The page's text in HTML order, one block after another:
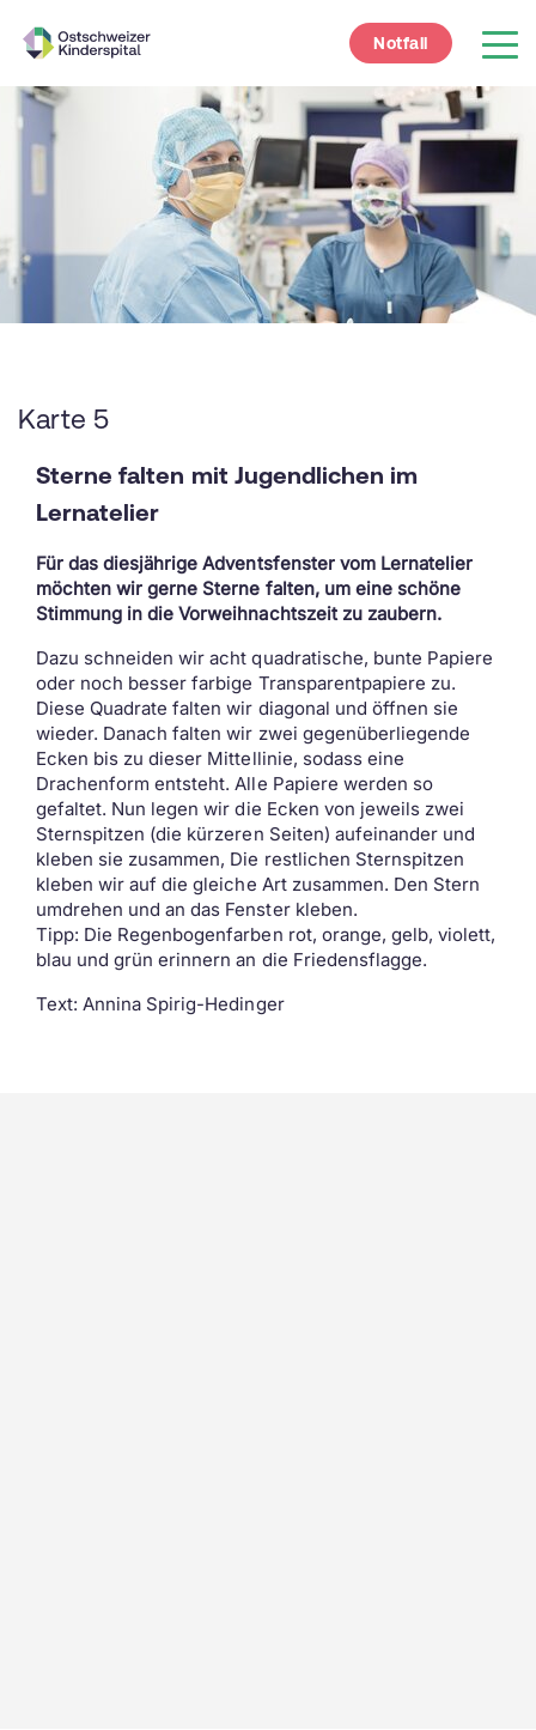
Karte 5
Sterne falten mit Jugendlichen im
Lernatelier
Für das diesjährige Adventsfenster vom Lernatelier
möchten wir gerne Sterne falten, um eine schöne
Stimmung in die Vorweihnachtszeit zu zaubern.
Dazu schneiden wir acht quadratische, bunte Papiere
oder noch besser farbige Transparentpapiere zu.
Diese Quadrate falten wir diagonal und öffnen sie
wieder. Danach falten wir zwei gegenüberliegende
Ecken bis zu dieser Mittellinie, sodass eine
Drachenform entsteht. Alle Papiere werden so
gefaltet. Nun legen wir die Ecken von jeweils zwei
Sternspitzen (die kürzeren Seiten) aufeinander und
kleben sie zusammen, Die restlichen Sternspitzen
kleben wir auf die gleiche Art zusammen. Den Stern
umdrehen und an das Fenster kleben.
Tipp: Die Regenbogenfarben rot, orange, gelb, violett,
blau und grün erinnern an die Friedensflagge.
Text: Annina Spirig-Hedinger
Notfall